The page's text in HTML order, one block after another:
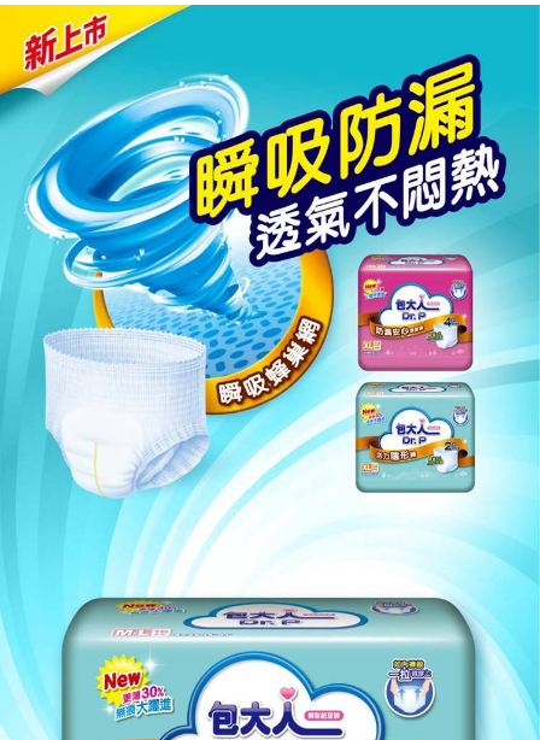
２．訂單成立數日內，您將收到繳費通知簡訊。
３．收到繳費通知簡訊後14天內，點擊此簡訊中的連結，可透過四大超商／
ATM／網路銀行／等多元方式進行付款，方視為交易完成。
※ 請注意：結帳手續完成當下不需立刻繳費，但若您需要取消訂單，請聯絡
購買商品的店家。未經商家同意取消之訂單仍視為有效，需透過AFTEE先享
後付繳納相關費用。
※ 交易是否成功請以「AFTEE先享後付 」之結帳頁面顯示為準，若有關於
是否繳費成功／繳費後需取消欲退款等相關疑問，請聯繫「AFTEE先享後付
客戶支援中心」https://netprotections.freshdesk.com/support/home
【注意事項】
１．透過由恩沛科技股份有限公司提供之「AFTEE先享後付」服務完成之交
易，需依本服務之必要範圍內提供個人資料，並將交易相關給付款項請求債
權轉讓予恩沛科技股份有限公司。
２．關於個人資料處理事宜，請瀏覽以下網址：
https://aftee.tw/terms/#terms3
３．未成年的使用者請事先徵得法定代理人或監護人之同意方可使用
「AFTEE先享後付」，若未經同意申辦者引起之損失，本公司不負相關責
４．使用「AFTEE先享後付」時，將依據個別帳號之用戶狀況，依本公司即
時審查核予不同之上限額度；若仍有額度不足之情形，本公司將視審查結果
請求用戶進行身份認證。
５．嚴禁一人註冊多個帳號或使用他人資訊註冊。若發現惡意使用之情形，
恩沛科技股份有限公司將有權停止該用戶之使用額度並採取法律行動。
免運費